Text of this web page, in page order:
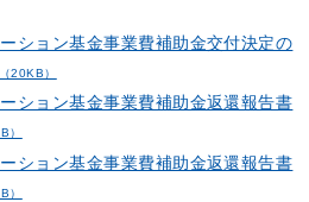
ション基金事業費補助金交付決定の
（20KB）
ション基金事業費補助金返還報告書
）
ション基金事業費補助金返還報告書
）